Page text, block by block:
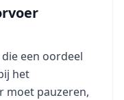
een oordeel
het
moet pauzeren,